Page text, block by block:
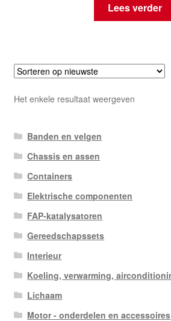
Lees verder
Het enkele resultaat weergeven
Banden en velgen
Chassis en assen
Containers
Elektrische componenten
FAP-katalysatoren
Gereedschapssets
Interieur
Koeling, verwarming,
Lichaam
Motor - onderdelen en accessoires